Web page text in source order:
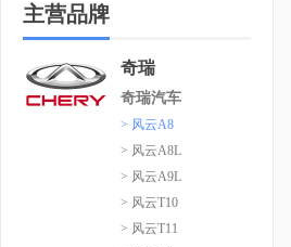
主营品牌
奇瑞
奇瑞汽车
> 风云A8
> 风云A8L
> 风云A9L
> 风云T10
> 风云T11